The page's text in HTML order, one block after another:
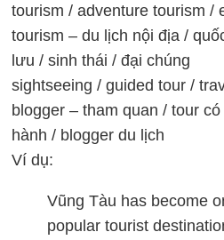
tourism / adventure tourism /
tourism – du lịch nội địa /
lưu / sinh thái / đại chúng
sightseeing / guided tour /
blogger – tham quan / tour
hành / blogger du lịch
Ví dụ:
Vũng Tàu has become
popular tourist